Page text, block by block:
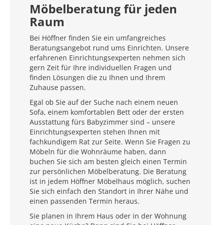
Möbelberatung für jeden
Raum
Bei Höffner finden Sie ein umfangreiches
Beratungsangebot rund ums Einrichten. Unsere
erfahrenen Einrichtungsexperten nehmen sich
gern Zeit für Ihre individuellen Fragen und
finden Lösungen die zu Ihnen und Ihrem
Zuhause passen.
Egal ob Sie auf der Suche nach einem neuen
Sofa, einem komfortablen Bett oder der ersten
Ausstattung fürs Babyzimmer sind – unsere
Einrichtungsexperten stehen Ihnen mit
fachkundigem Rat zur Seite. Wenn Sie Fragen zu
Möbeln für die Wohnräume haben, dann
buchen Sie sich am besten gleich einen Termin
zur persönlichen Möbelberatung. Die Beratung
ist in jedem Höffner Möbelhaus möglich, suchen
Sie sich einfach den Standort in Ihrer Nähe und
einen passenden Termin heraus.
Sie planen in Ihrem Haus oder in der Wohnung